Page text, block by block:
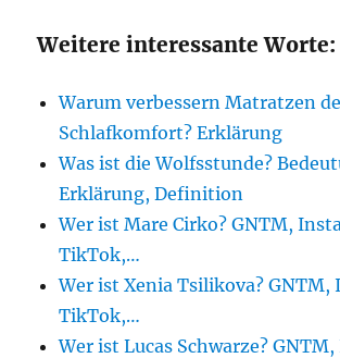
Weitere interessante Worte:
Warum verbessern Matratzen
Schlafkomfort? Erklärung
Was ist die Wolfsstunde?
Erklärung, Definition
Wer ist Mare Cirko? GNTM,
TikTok,…
Wer ist Xenia Tsilikova? GNTM,
TikTok,…
Wer ist Lucas Schwarze?